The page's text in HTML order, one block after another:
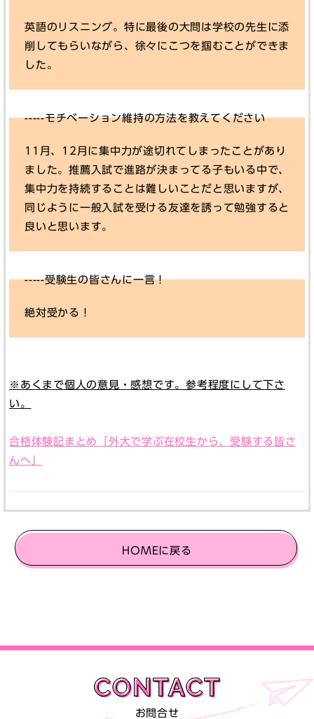
英語のリスニング。特に最後の大問は学校の先生に添
削してもらいながら、徐々にこつを掴むことができま
した。
-----モチベーション維持の方法を教えてください
11月、12月に集中力が途切れてしまったことがあり
ました。推薦入試で進路が決まってる子もいる中で、
集中力を持続することは難しいことだと思いますが、
同じように一般入試を受ける友達を誘って勉強すると
良いと思います。
-----受験生の皆さんに一言！
絶対受かる！
※あくまで個人の意見・感想です。参考程度にして下さ
い。
合格体験記まとめ「外大で学ぶ在校生から、受験する皆さ
んへ」
HOMEに戻る
お問合せ